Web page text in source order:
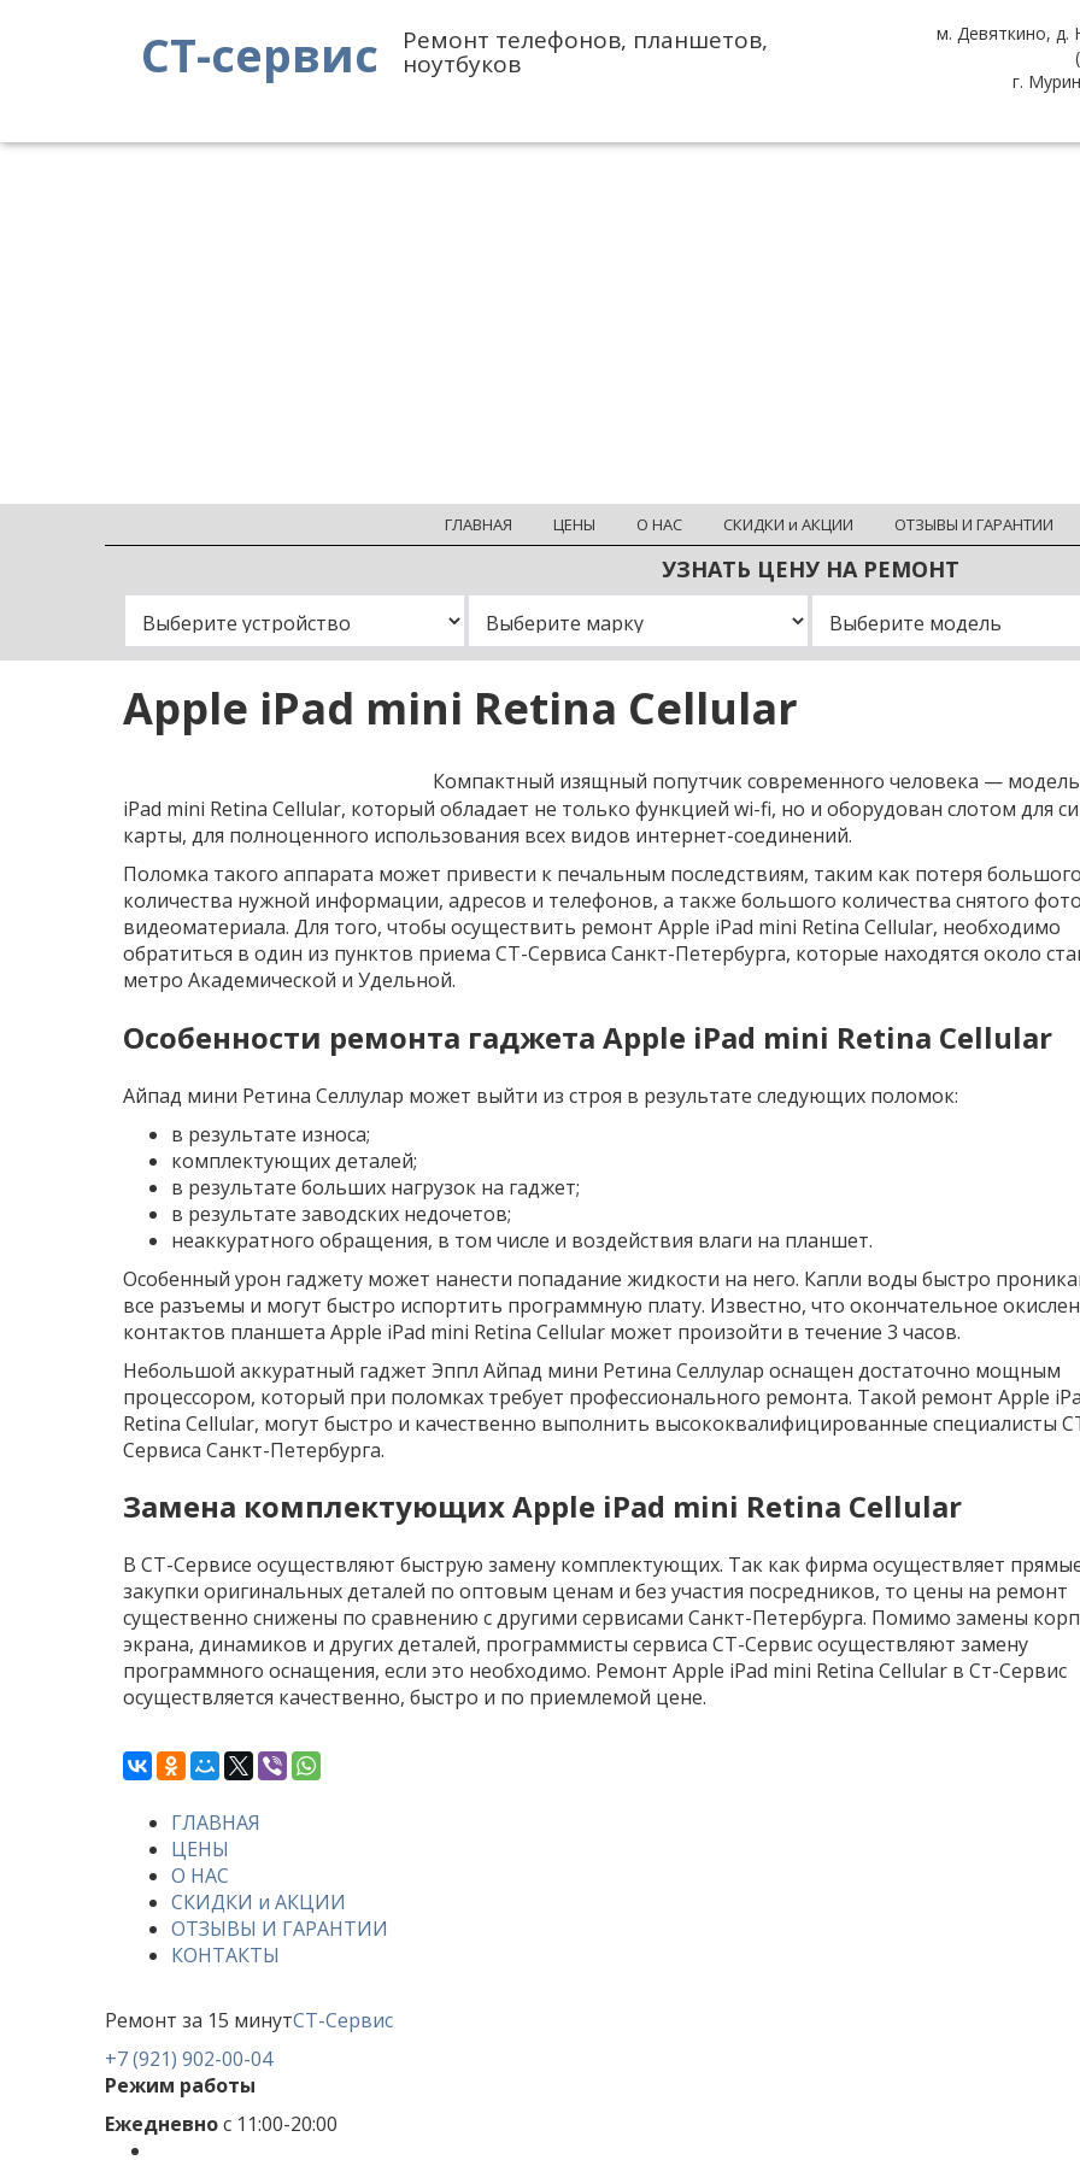
СТ-сервис Ремонт телефонов, планшетов,
ноутбуков
м. Девяткино, д.
г.
За 40 минут или БЕСПЛАТНО
Замена дисплея или экрана на всех iPhone за 40
бесплатно
Замени дисплей у нас и получи
в ПОДАРОК защитное стекло!
Скидка всем клиентам!
Новым клиентам - 5%
Постоянным клиентам - 10%
ГЛАВНАЯ ЦЕНЫ О НАС СКИДКИ и АКЦИИ ОТЗЫВЫ И ГАРАНТИИ
УЗНАТЬ ЦЕНУ НА РЕМОНТ
Apple iPad mini Retina Cellular
Компактный изящный попутчик современного человека —
iPad mini Retina Cellular, который обладает не только функцией wi-fi, но и оборудован слотом для
карты, для полноценного использования всех видов интернет-соединений.
Поломка такого аппарата может привести к печальным последствиям, таким как потеря большого
количества нужной информации, адресов и телефонов, а также большого количества снятого
видеоматериала. Для того, чтобы осуществить ремонт Apple iPad mini Retina Cellular, необходимо
обратиться в один из пунктов приема СТ-Сервиса Санкт-Петербурга, которые находятся около
метро Академической и Удельной.
Особенности ремонта гаджета Apple iPad mini Retina Cellular
Айпад мини Ретина Селлулар может выйти из строя в результате следующих поломок:
в результате износа;
комплектующих деталей;
в результате больших нагрузок на гаджет;
в результате заводских недочетов;
неаккуратного обращения, в том числе и воздействия влаги на планшет.
Особенный урон гаджету может нанести попадание жидкости на него. Капли воды быстро
все разъемы и могут быстро испортить программную плату. Известно, что окончательное
контактов планшета Apple iPad mini Retina Cellular может произойти в течение 3 часов.
Небольшой аккуратный гаджет Эппл Айпад мини Ретина Селлулар оснащен достаточно мощным
процессором, который при поломках требует профессионального ремонта. Такой ремонт Apple
Retina Cellular, могут быстро и качественно выполнить высококвалифицированные специалисты
Сервиса Санкт-Петербурга.
Замена комплектующих Apple iPad mini Retina Cellular
В СТ-Сервисе осуществляют быструю замену комплектующих. Так как фирма осуществляет
закупки оригинальных деталей по оптовым ценам и без участия посредников, то цены на ремонт
существенно снижены по сравнению с другими сервисами Санкт-Петербурга. Помимо замены
экрана, динамиков и других деталей, программисты сервиса СТ-Сервис осуществляют замену
программного оснащения, если это необходимо. Ремонт Apple iPad mini Retina Cellular в Ст-Сервис
осуществляется качественно, быстро и по приемлемой цене.
ГЛАВНАЯ
ЦЕНЫ
О НАС
СКИДКИ и АКЦИИ
ОТЗЫВЫ И ГАРАНТИИ
КОНТАКТЫ
Ремонт за 15 минутСТ-Сервис
+7 (921) 902-00-04
Режим работы
Ежедневнос 11:00-20:00